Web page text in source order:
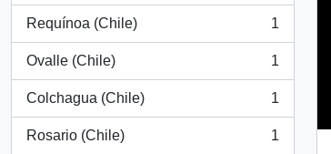
Requínoa (Chile)
, 1 resultados
1
Ovalle (Chile)
, 1 resultados
1
Colchagua (Chile)
, 1 resultados
1
Rosario (Chile)
, 1 resultados
1